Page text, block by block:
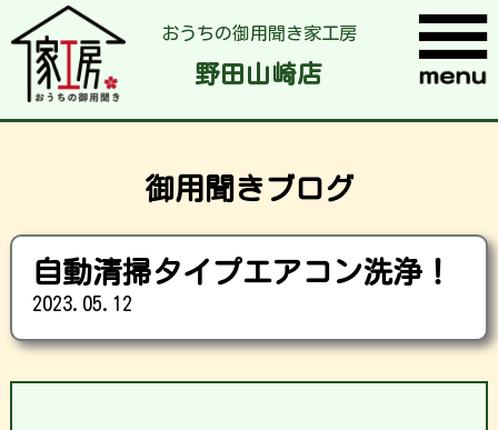
おうちの御用聞き家工房
野田山崎店
御用聞きブログ
自動清掃タイプエアコン洗浄！
2023.05.12